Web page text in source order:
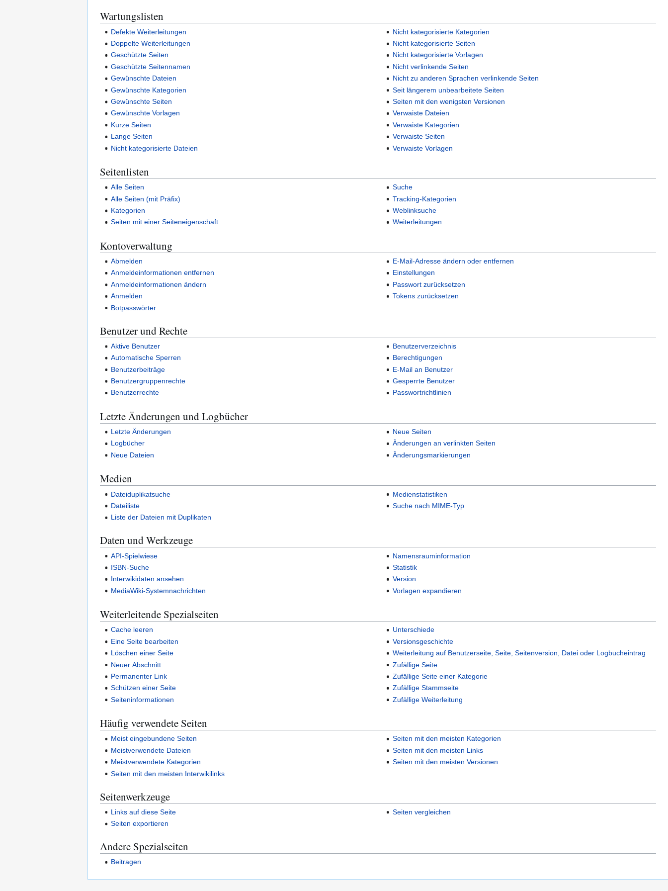
Wartungslisten
Defekte Weiterleitungen
Doppelte Weiterleitungen
Geschützte Seiten
Geschützte Seitennamen
Gewünschte Dateien
Gewünschte Kategorien
Gewünschte Seiten
Gewünschte Vorlagen
Kurze Seiten
Lange Seiten
Nicht kategorisierte Dateien
Nicht kategorisierte Kategorien
Nicht kategorisierte Seiten
Nicht kategorisierte Vorlagen
Nicht verlinkende Seiten
Nicht zu anderen Sprachen verlinkende Seiten
Seit längerem unbearbeitete Seiten
Seiten mit den wenigsten Versionen
Verwaiste Dateien
Verwaiste Kategorien
Verwaiste Seiten
Verwaiste Vorlagen
Seitenlisten
Alle Seiten
Alle Seiten (mit Präfix)
Kategorien
Seiten mit einer Seiteneigenschaft
Suche
Tracking-Kategorien
Weblinksuche
Weiterleitungen
Kontoverwaltung
Abmelden
Anmeldeinformationen entfernen
Anmeldeinformationen ändern
Anmelden
Botpasswörter
E-Mail-Adresse ändern oder entfernen
Einstellungen
Passwort zurücksetzen
Tokens zurücksetzen
Benutzer und Rechte
Aktive Benutzer
Automatische Sperren
Benutzerbeiträge
Benutzergruppenrechte
Benutzerrechte
Benutzerverzeichnis
Berechtigungen
E-Mail an Benutzer
Gesperrte Benutzer
Passwortrichtlinien
Letzte Änderungen und Logbücher
Letzte Änderungen
Logbücher
Neue Dateien
Neue Seiten
Änderungen an verlinkten Seiten
Änderungsmarkierungen
Medien
Dateiduplikatsuche
Dateiliste
Liste der Dateien mit Duplikaten
Medienstatistiken
Suche nach MIME-Typ
Daten und Werkzeuge
API-Spielwiese
ISBN-Suche
Interwikidaten ansehen
MediaWiki-Systemnachrichten
Namensrauminformation
Statistik
Version
Vorlagen expandieren
Weiterleitende Spezialseiten
Cache leeren
Eine Seite bearbeiten
Löschen einer Seite
Neuer Abschnitt
Permanenter Link
Schützen einer Seite
Seiteninformationen
Unterschiede
Versionsgeschichte
Weiterleitung auf Benutzerseite, Seite, Seitenversion, Datei oder Logbucheintrag
Zufällige Seite
Zufällige Seite einer Kategorie
Zufällige Stammseite
Zufällige Weiterleitung
Häufig verwendete Seiten
Meist eingebundene Seiten
Meistverwendete Dateien
Meistverwendete Kategorien
Seiten mit den meisten Interwikilinks
Seiten mit den meisten Kategorien
Seiten mit den meisten Links
Seiten mit den meisten Versionen
Seitenwerkzeuge
Links auf diese Seite
Seiten exportieren
Seiten vergleichen
Andere Spezialseiten
Beitragen